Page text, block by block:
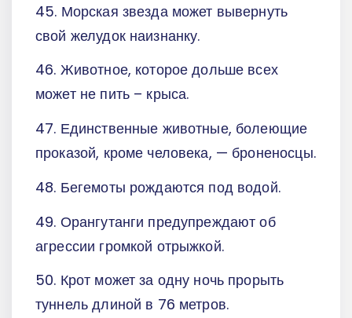
45. Морская звезда может вывернуть
свой желудок наизнанку.
46. Животное, которое дольше всех
может не пить – крыса.
47. Единственные животные, болеющие
проказой, кроме человека, — броненосцы.
48. Бегемоты рождаются под водой.
49. Орангутанги предупреждают об
агрессии громкой отрыжкой.
50. Крот может за одну ночь прорыть
туннель длиной в 76 метров.